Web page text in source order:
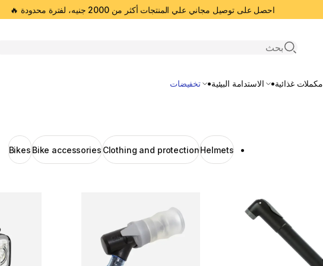
احصل على توصيل مجاني علي المنتجات أكثر من 2000 جنيه، لفترة محدودة 🔥
Open search
مكملات غذائية الاستدامة البيئية تخفيضات
Helmets
Clothing and protection
Bike accessories
Bikes